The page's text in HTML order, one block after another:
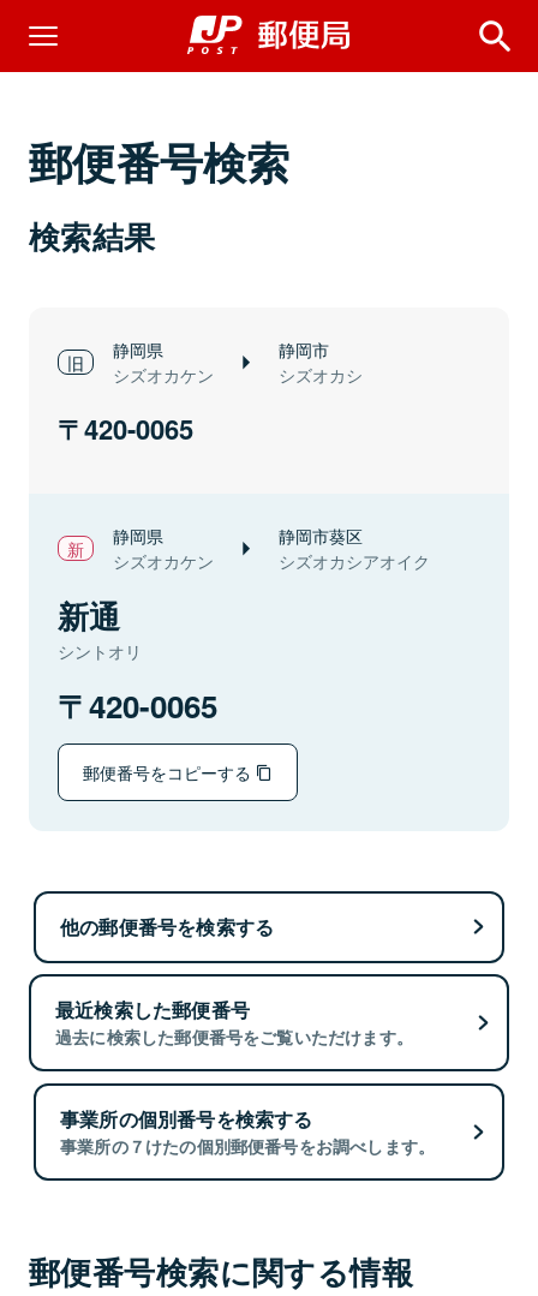
郵便番号検索
検索結果
静岡県
シズオカケン
静岡市
シズオカシ
420-0065
静岡県
シズオカケン
静岡市葵区
シズオカシアオイク
新通
シントオリ
420-0065
郵便番号をコピーする
他の郵便番号を検索する
最近検索した郵便番号
過去に検索した郵便番号をご覧いただけます。
事業所の個別番号を検索する
事業所の７けたの個別郵便番号をお調べします。
郵便番号検索に関する情報